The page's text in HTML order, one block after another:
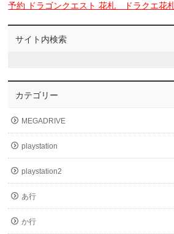
予約 ドラゴンクエスト 花札 ドラクエ花
サイト内検索
カテゴリー
MEGADRIVE
playstation
playstation2
あ行
か行